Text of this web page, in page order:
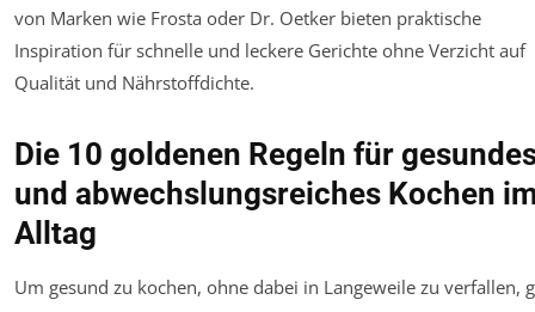
von Marken wie Frosta oder Dr. Oetker bieten praktische
Inspiration für schnelle und leckere Gerichte ohne Verzicht auf
Qualität und Nährstoffdichte.
Die 10 goldenen Regeln für
und abwechslungsreiches Kochen
Alltag
Um gesund zu kochen, ohne dabei in Langeweile zu verfallen,